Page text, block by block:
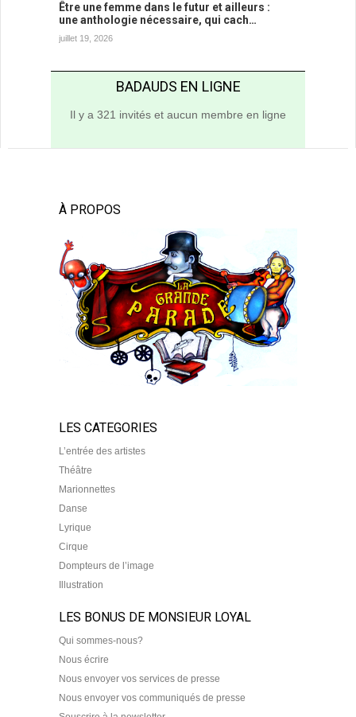
Être une femme dans le futur et ailleurs :
une anthologie nécessaire, qui cach…
juillet 19, 2026
BADAUDS EN LIGNE
Il y a 321 invités et aucun membre en ligne
À PROPOS
LES CATEGORIES
L’entrée des artistes
Théâtre
Marionnettes
Danse
Lyrique
Cirque
Dompteurs de l’image
Illustration
LES BONUS DE MONSIEUR LOYAL
Qui sommes-nous?
Nous écrire
Nous envoyer vos services de presse
Nous envoyer vos communiqués de presse